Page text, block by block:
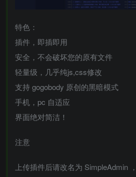
特色：
插件，即插即用
安全，不会破坏您的原有文件
轻量级，几乎纯js,css修改
支持 gogobody 原创的黑暗模式
手机，pc 自适应
界面绝对简洁！
注意
上传插件后请改名为 SimpleAdmin